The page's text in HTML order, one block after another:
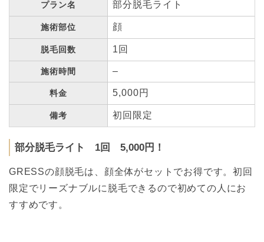
プラン名 部分脱毛ライト
施術部位 顔
脱毛回数 1回
施術時間 –
料金 5,000円
備考 初回限定
部分脱毛ライト 1回 5,000円！
GRESSの顔脱毛は、顔全体がセットでお得です。初回
限定でリーズナブルに脱毛できるので初めての人にお
すすめです。